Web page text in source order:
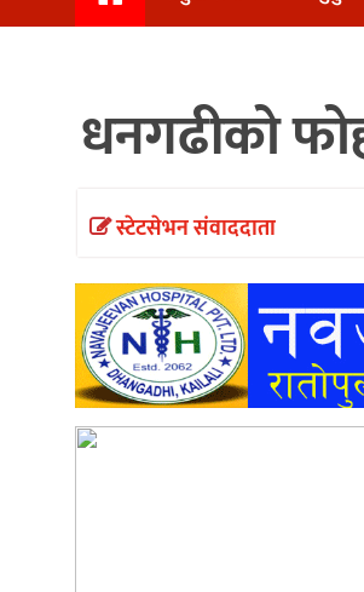
प्रमुख
समाचार
अन्तर्वार्ता
खेलकुद
धनगढीको
स्टेटसेभन संवाददाता